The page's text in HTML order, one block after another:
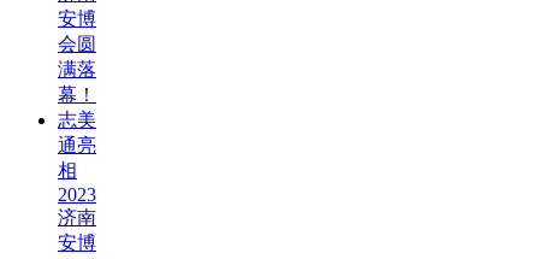
安博
会圆
满落
幕！
志美
通亮
相
2023
济南
安博